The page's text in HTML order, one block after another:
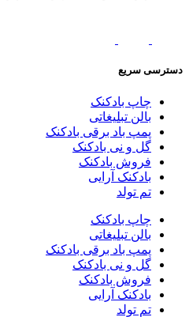
دسترسی سریع
چاپ بادکنک
بالن تبلیغاتی
پمپ باد برقی بادکنک
گل و نی بادکنک
فروش بادکنک
بادکنک آرایی
تم تولد
چاپ بادکنک
بالن تبلیغاتی
پمپ باد برقی بادکنک
گل و نی بادکنک
فروش بادکنک
بادکنک آرایی
تم تولد